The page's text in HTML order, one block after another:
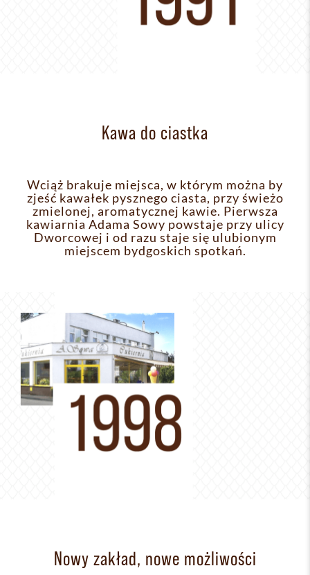
Kawa do ciastka
Wciąż brakuje miejsca, w którym można by
zjeść kawałek pysznego ciasta, przy świeżo
zmielonej, aromatycznej kawie. Pierwsza
kawiarnia Adama Sowy powstaje przy ulicy
Dworcowej i od razu staje się ulubionym
miejscem bydgoskich spotkań.
Nowy zakład, nowe możliwości